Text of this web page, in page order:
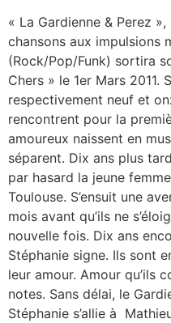
« La Gardienne & Perez
chansons aux impulsions
(Rock/Pop/Funk) sortira
Chers » le 1er Mars 2011.
respectivement neuf et
rencontrent pour la
amoureux naissent en
séparent. Dix ans plus
par hasard la jeune
Toulouse. S’ensuit une
mois avant qu’ils ne
nouvelle fois. Dix ans
Stéphanie signe. Ils sont
leur amour. Amour qu’ils
notes. Sans délai, le
Stéphanie s’allie à